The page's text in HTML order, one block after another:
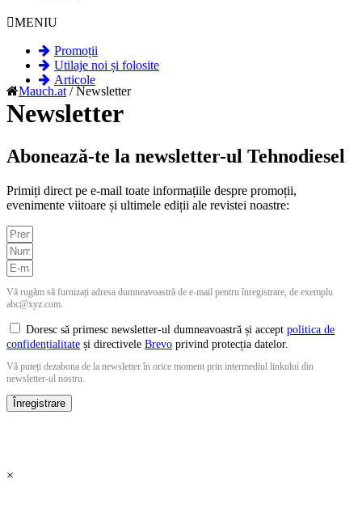
MENIU
Promoții
Utilaje noi și folosite
Articole
Mauch.at /Newsletter
Newsletter
Abonează-te la newsletter-ul Tehnodiesel
Primiți direct pe e-mail toate informațiile despre promoții,
evenimente viitoare și ultimele ediții ale revistei noastre:
Vă rugăm să furnizați adresa dumneavoastră de e-mail pentru înregistrare, de exemplu
abc@xyz.com.
Doresc să primesc newsletter-ul dumneavoastră și accept politica de
confidențialitate și directivele Brevo privind protecția datelor.
Vă puteți dezabona de la newsletter în orice moment prin intermediul linkului din
newsletter-ul nostru.
Înregistrare
×